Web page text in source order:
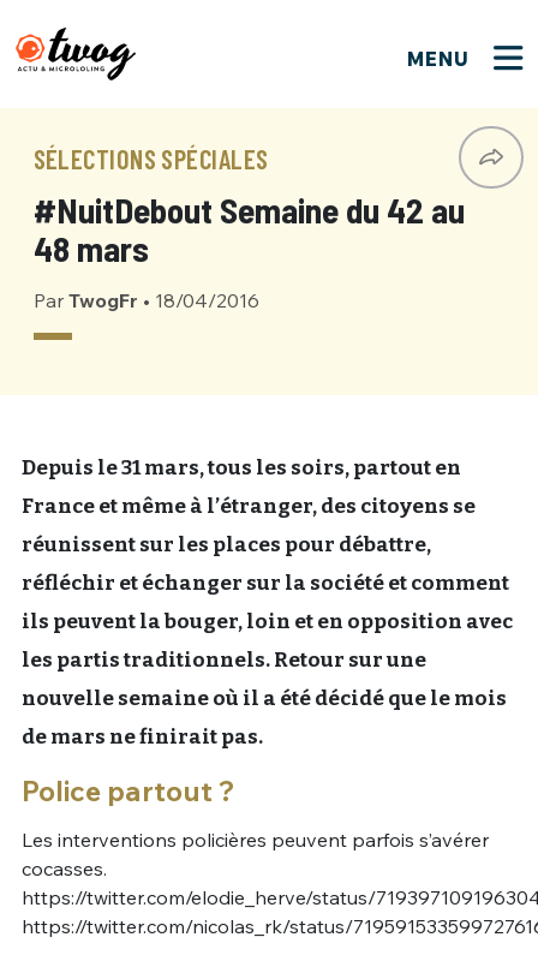
MENU
SÉLECTIONS SPÉCIALES
#NuitDebout Semaine du 42 au
48 mars
Par TwogFr • 18/04/2016
Depuis le 31 mars, tous les soirs, partout en
France et même à l’étranger, des citoyens se
réunissent sur les places pour débattre,
réfléchir et échanger sur la société et comment
ils peuvent la bouger, loin et en opposition avec
les partis traditionnels. Retour sur une
nouvelle semaine où il a été décidé que le mois
de mars ne finirait pas.
Police partout ?
Les interventions policières peuvent parfois s’avérer
cocasses.
https://twitter.com/elodie_herve/status/
https://twitter.com/nicolas_rk/status/
Bienvenue !
PSEUDO*
EMAIL*
JE M'INSCRIS
Connexion
PSEUDO
CONNEXION
VOTRE PARTICIPATION
Que souhaitez-vous proposer ?
Quelques tweets
C'EST PARTI
M'INSCRIRE
ME CONNECTER
Un Thread
C'EST PARTI